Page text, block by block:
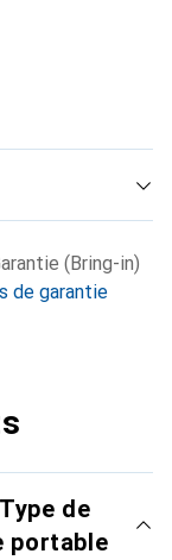
(Bring-in)
de garantie
de
portable